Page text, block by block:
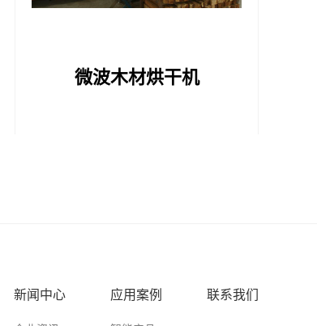
微波木材烘干机
新闻中心 应用案例 联系我们